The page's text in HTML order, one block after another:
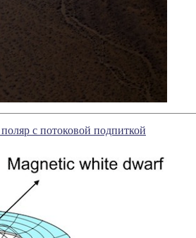
с потоковой подпиткой